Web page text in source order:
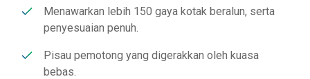
Menawarkan lebih 150 gaya kotak beralun, serta
penyesuaian penuh.
Pisau pemotong yang digerakkan oleh kuasa
bebas.